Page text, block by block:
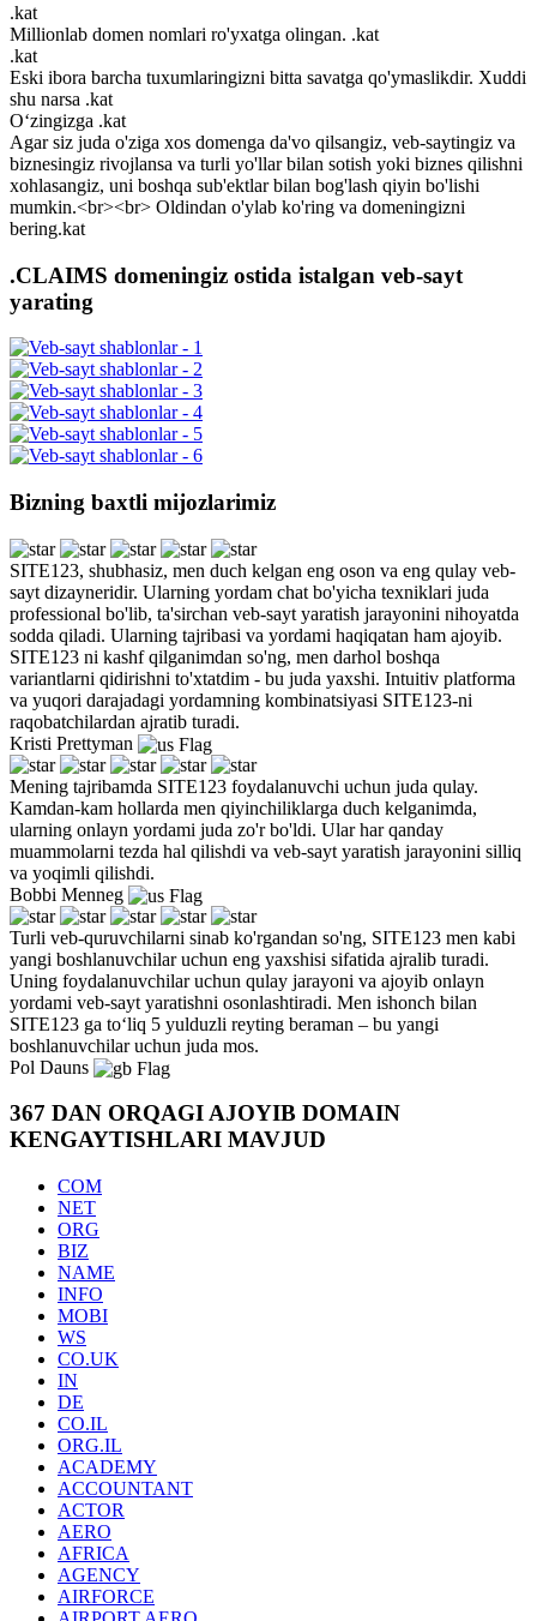
.kat
Millionlab domen nomlari ro'yxatga olingan. .kat
.kat
Eski ibora barcha tuxumlaringizni bitta savatga qo'ymaslikdir. Xuddi
shu narsa .kat
Oʻzingizga .kat
Agar siz juda o'ziga xos domenga da'vo qilsangiz, veb-saytingiz va
biznesingiz rivojlansa va turli yo'llar bilan sotish yoki biznes qilishni
xohlasangiz, uni boshqa sub'ektlar bilan bog'lash qiyin bo'lishi
mumkin.<br><br> Oldindan o'ylab ko'ring va domeningizni
bering.kat
.CLAIMS domeningiz ostida istalgan veb-sayt
yarating
Bizning baxtli mijozlarimiz
SITE123, shubhasiz, men duch kelgan eng oson va eng qulay veb-
sayt dizayneridir. Ularning yordam chat bo'yicha texniklari juda
professional bo'lib, ta'sirchan veb-sayt yaratish jarayonini nihoyatda
sodda qiladi. Ularning tajribasi va yordami haqiqatan ham ajoyib.
SITE123 ni kashf qilganimdan so'ng, men darhol boshqa
variantlarni qidirishni to'xtatdim - bu juda yaxshi. Intuitiv platforma
va yuqori darajadagi yordamning kombinatsiyasi SITE123-ni
raqobatchilardan ajratib turadi.
Kristi Prettyman
Mening tajribamda SITE123 foydalanuvchi uchun juda qulay.
Kamdan-kam hollarda men qiyinchiliklarga duch kelganimda,
ularning onlayn yordami juda zo'r bo'ldi. Ular har qanday
muammolarni tezda hal qilishdi va veb-sayt yaratish jarayonini silliq
va yoqimli qilishdi.
Bobbi Menneg
Turli veb-quruvchilarni sinab ko'rgandan so'ng, SITE123 men kabi
yangi boshlanuvchilar uchun eng yaxshisi sifatida ajralib turadi.
Uning foydalanuvchilar uchun qulay jarayoni va ajoyib onlayn
yordami veb-sayt yaratishni osonlashtiradi. Men ishonch bilan
SITE123 ga to‘liq 5 yulduzli reyting beraman – bu yangi
boshlanuvchilar uchun juda mos.
Pol Dauns
367 DAN ORQAGI AJOYIB DOMAIN
KENGAYTISHLARI MAVJUD
COM
NET
ORG
BIZ
NAME
INFO
MOBI
WS
CO.UK
IN
DE
CO.IL
ORG.IL
ACADEMY
ACCOUNTANT
ACTOR
AERO
AFRICA
AGENCY
AIRFORCE